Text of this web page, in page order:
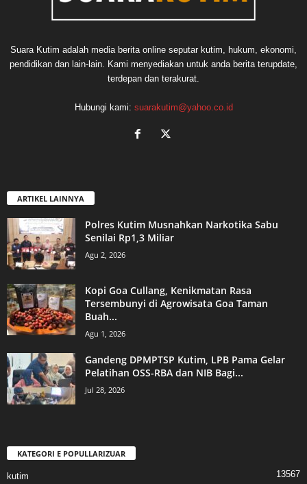
Suara Kutim adalah media berita online seputar kutim, hukum, ekonomi,
pendidikan dan lain-lain. Kami menyediakan untuk anda berita terupdate,
terdepan dan terakurat.
Hubungi kami: suarakutim@yahoo.co.id
ARTIKEL LAINNYA
Polres Kutim Musnahkan Narkotika Sabu
Senilai Rp1,3 Miliar
Agu 2, 2026
Kopi Goa Cullang, Kenikmatan Rasa
Tersembunyi di Agrowisata Goa Taman
Buah...
Agu 1, 2026
Gandeng DPMPTSP Kutim, LPB Pama Gelar
Pelatihan OSS-RBA dan NIB Bagi...
Jul 28, 2026
KATEGORI E POPULLARIZUAR
kutim 13567